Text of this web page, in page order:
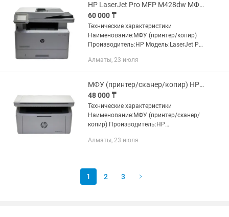
HP LaserJet Pro MFP M428dw МФУ (принтер/копир) Лазерная (чб) A4
60 000 ₸
Технические характеристики
Наименование:МФУ (принтер/копир)
Производитель:HP Модель:LaserJet Pro
печати:Лазерная (чб) Формат:A4
Алматы, 23 июля
МФУ (принтер/сканер/копир) HP LaserJet M141a Лазерная (чб) A4
48 000 ₸
Технические характеристики
Наименование:МФУ (принтер/сканер/
копир) Производитель:HP
печати:Лазерная (чб) Формат:A4
Алматы, 23 июля
1 2 3